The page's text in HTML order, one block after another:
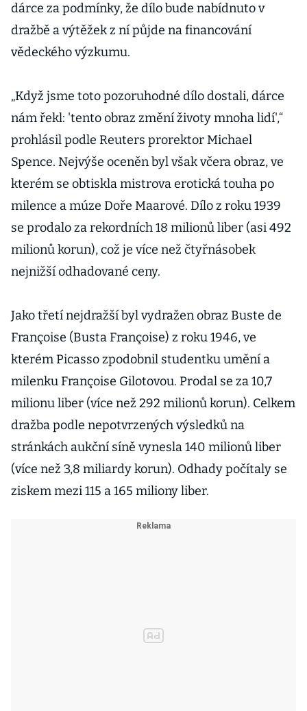
dárce za podmínky, že dílo bude nabídnuto v
dražbě a výtěžek z ní půjde na financování
vědeckého výzkumu.
„Když jsme toto pozoruhodné dílo dostali, dárce
nám řekl: 'tento obraz změní životy mnoha lidí',“
prohlásil podle Reuters prorektor Michael
Spence. Nejvýše oceněn byl však včera obraz, ve
kterém se obtiskla mistrova erotická touha po
milence a múze Doře Maarové. Dílo z roku 1939
se prodalo za rekordních 18 milionů liber (asi 492
milionů korun), což je více než čtyřnásobek
nejnižší odhadované ceny.
Jako třetí nejdražší byl vydražen obraz Buste de
Françoise (Busta Françoise) z roku 1946, ve
kterém Picasso zpodobnil studentku umění a
milenku Françoise Gilotovou. Prodal se za 10,7
milionu liber (více než 292 milionů korun). Celkem
dražba podle nepotvrzených výsledků na
stránkách aukční síně vynesla 140 milionů liber
(více než 3,8 miliardy korun). Odhady počítaly se
ziskem mezi 115 a 165 miliony liber.